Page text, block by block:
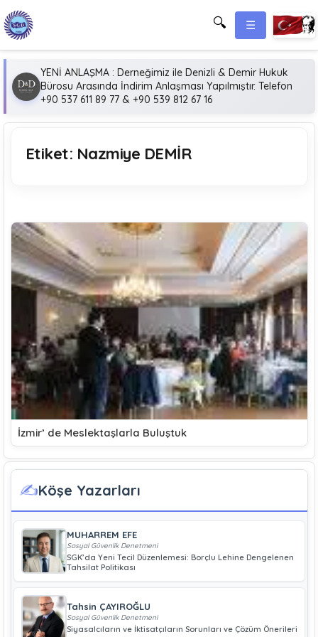
🔍 ☰
YENİ ANLAŞMA : Derneğimiz ile Denizli & Demir Hukuk
Bürosu Arasında İndirim Anlaşması Yapılmıştır. Telefon
+90 537 611 89 77 & +90 539 812 67 16
Etiket: Nazmiye DEMİR
İzmir’ de Meslektaşlarla Buluştuk
✍️Köşe Yazarları
MUHARREM EFE
Sosyal Güvenlik Denetmeni
SGK’da Yeni Tecil Düzenlemesi: Borçlu Lehine Dengelenen
Tahsilat Politikası
Tahsin ÇAYIROĞLU
Sosyal Güvenlik Denetmeni
Siyasalcıların ve İktisatçıların Sorunları ve Çözüm Önerileri